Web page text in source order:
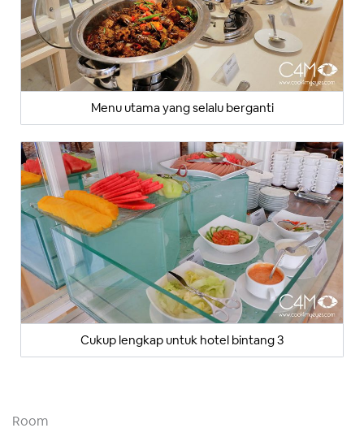
Menu utama yang selalu berganti
Cukup lengkap untuk hotel bintang 3
Room